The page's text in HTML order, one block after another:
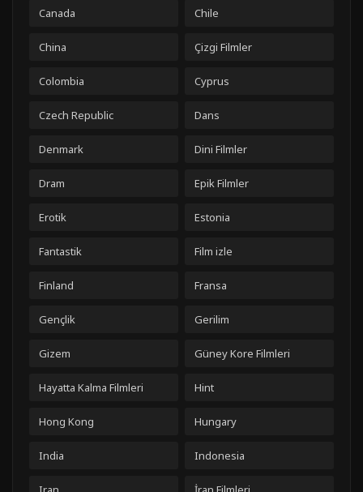
Canada Chile
China Çizgi Filmler
Colombia Cyprus
Czech Republic Dans
Denmark Dini Filmler
Dram Epik Filmler
Erotik Estonia
Fantastik Film izle
Finland Fransa
Gençlik Gerilim
Gizem Güney Kore Filmleri
Hayatta Kalma Filmleri Hint
Hong Kong Hungary
India Indonesia